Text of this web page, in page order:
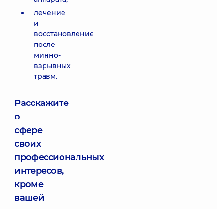
лечение
и
восстановление
после
минно-
взрывных
травм.
Расскажите
о
сфере
своих
профессиональных
интересов,
кроме
вашей